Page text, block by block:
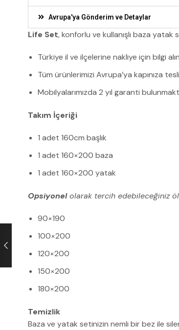
Avrupa'ya Gönderim ve Detaylar
Life Set, konforlu ve kullanışlı baza
Türkiye il ve ilçelerine nakliye için bilgi
Tüm ürünlerimizi Avrupa’ya kapınıza
Mobilyalarımızda 2 yıl garanti
Takım İçeriği
1 adet 160cm başlık
1 adet 160×200 baza
1 adet 160×200 yatak
Opsiyonelolarak tercih edebileceğiniz
90×190
100×200
120×200
150×200
180×200
Temizlik
Baza ve yatak setinizin nemli bir bez ile